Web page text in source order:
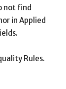
not find
in Applied
Rules.